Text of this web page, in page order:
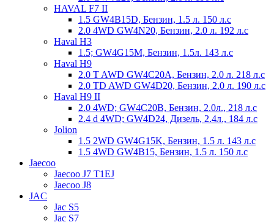
HAVAL F7 II
1.5 GW4B15D, Бензин, 1.5 л. 150 л.с
2.0 4WD GW4N20, Бензин, 2.0 л. 192 л.с
Haval H3
1.5; GW4G15M, Бензин, 1.5л. 143 л.с
Haval H9
2.0 T AWD GW4C20A, Бензин, 2.0 л. 218 л.с
2.0 TD AWD GW4D20, Бензин, 2.0 л. 190 л.с
Haval H9 II
2.0 4WD; GW4C20B, Бензин, 2.0л., 218 л.с
2.4 d 4WD; GW4D24, Дизель, 2.4л., 184 л.с
Jolion
1.5 2WD GW4G15K, Бензин, 1.5 л. 143 л.с
1.5 4WD GW4B15, Бензин, 1.5 л. 150 л.с
Jaecoo
Jaecoo J7 T1EJ
Jaecoo J8
JAC
Jac S5
Jac S7